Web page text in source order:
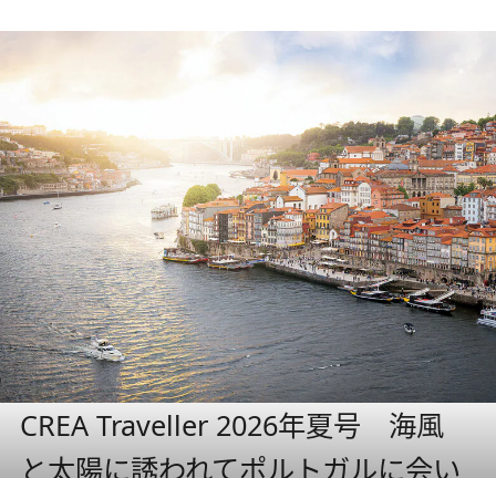
CREA Traveller 2026年夏号 海風
と太陽に誘われてポルトガルに会い